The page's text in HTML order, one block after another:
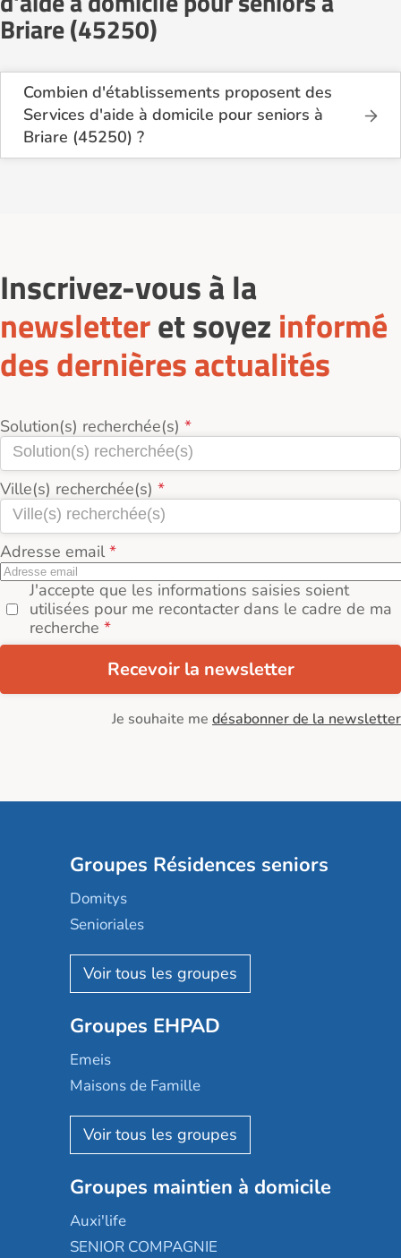
Briare (45250)
Combien d'établissements proposent des
Services d'aide à domicile pour seniors à
Briare (45250) ?
Sur le site Logement-seniors.com, on recense
Inscrivez-vous à la
newsletteret soyez informé
des dernières actualités
Solution(s) recherchée(s)
Ville(s) recherchée(s)
Adresse email
J'accepte que les informations saisies soient
utilisées pour me recontacter dans le cadre de ma
recherche
Recevoir la newsletter
Je souhaite me désabonner de la newsletter
Groupes Résidences seniors
Domitys
Senioriales
Nohée
Les Résidentiels
Mobicap
Domusvi
Happy Senior
Aquarelia
Nexity edenea
Les jardins d'Arcadie
Occitalia
Appartseniors
Groupes EHPAD
Emeis
Maisons de Famille
Korian
Emera
Groupe SOS
Le Noble Âge
Almage
Groupes maintien à domicile
Auxi'life
SENIOR COMPAGNIE